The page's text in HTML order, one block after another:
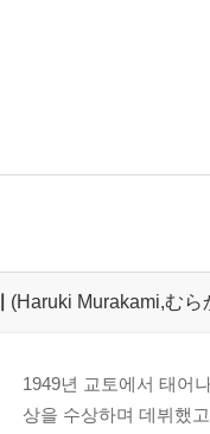
(Haruki Murakami,む
1949년 교토에서 태어
상을 수상하며 데뷔했